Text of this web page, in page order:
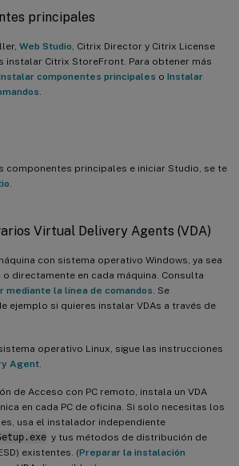
principales
Web Studio , Citrix Director y Citrix License
instalar Citrix StoreFront. Para obtener más
componentes principales o Instalar
componentes principales e iniciar Studio, se te
Virtual Delivery Agents (VDA)
con sistema operativo Windows, ya sea
o directamente en cada máquina. Consulta
mediante la línea de comandos . Se
ejemplo si quieres instalar VDAs a través de
operativo Linux, sigue las instrucciones
Agent
de Acceso con PC remoto, instala un VDA
en cada PC de oficina. Si solo necesitas los
usa el instalador independiente
y tus métodos de distribución de
existentes. (Preparar la instalación